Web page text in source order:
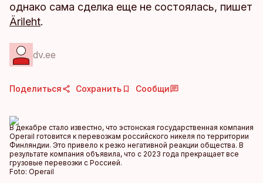
однако сама сделка еще не состоялась, пишет
Ärileht.
dv.ee
Поделиться Сохранить Сообщи
В декабре стало известно, что эстонская государственная компания
Operail готовится к перевозкам российского никеля по территории
Финляндии. Это привело к резко негативной реакции общества. В
результате компания объявила, что с 2023 года прекращает все
грузовые перевозки с Россией.
Foto: Operail